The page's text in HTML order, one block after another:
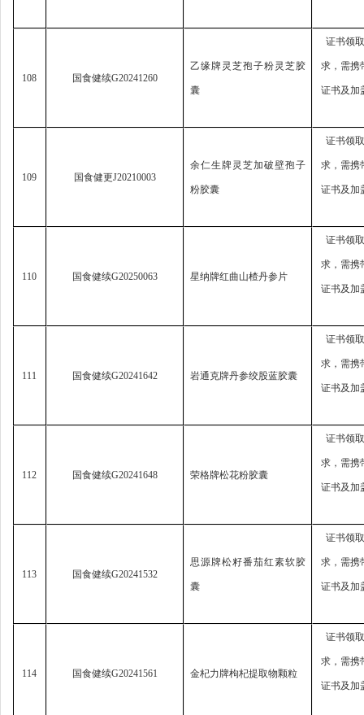
108 国食健续G20241260
乙缘牌灵芝孢子粉灵芝胶
囊
证书领
求， 需携
证书及加
109 国食健更J20210003
余仁生牌灵芝加破壁孢子
粉胶囊
证书领
求， 需携
证书及加
110 国食健续G20250063 星纳牌红曲山楂丹参片
证书领
求， 需携
证书及加
111 国食健续G20241642 岩通克牌丹参绞股蓝胶囊
证书领
求， 需携
证书及加
112 国食健续G20241648 荣格牌松花粉胶囊
证书领
求， 需携
证书及加
113 国食健续G20241532
思源牌松籽番茄红素软胶
囊
证书领
求， 需携
证书及加
114 国食健续G20241561 金杞力牌枸杞提取物颗粒
证书领
求， 需携
证书及加